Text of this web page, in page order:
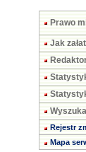
Prawo
Jak
Rejestr
Mapa